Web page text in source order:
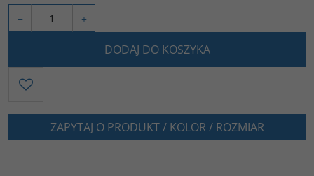
− +
DODAJ DO KOSZYKA
ZAPYTAJ O PRODUKT / KOLOR / ROZMIAR